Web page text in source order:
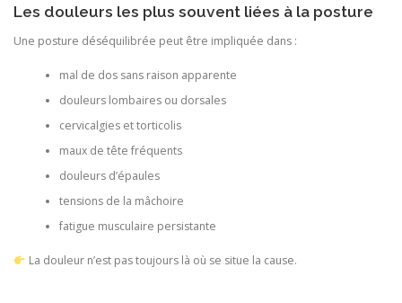
Les douleurs les plus souvent liées à la posture
Une posture déséquilibrée peut être impliquée dans :
mal de dos sans raison apparente
douleurs lombaires ou dorsales
cervicalgies et torticolis
maux de tête fréquents
douleurs d’épaules
tensions de la mâchoire
fatigue musculaire persistante
La douleur n’est pas toujours là où se situe la cause.